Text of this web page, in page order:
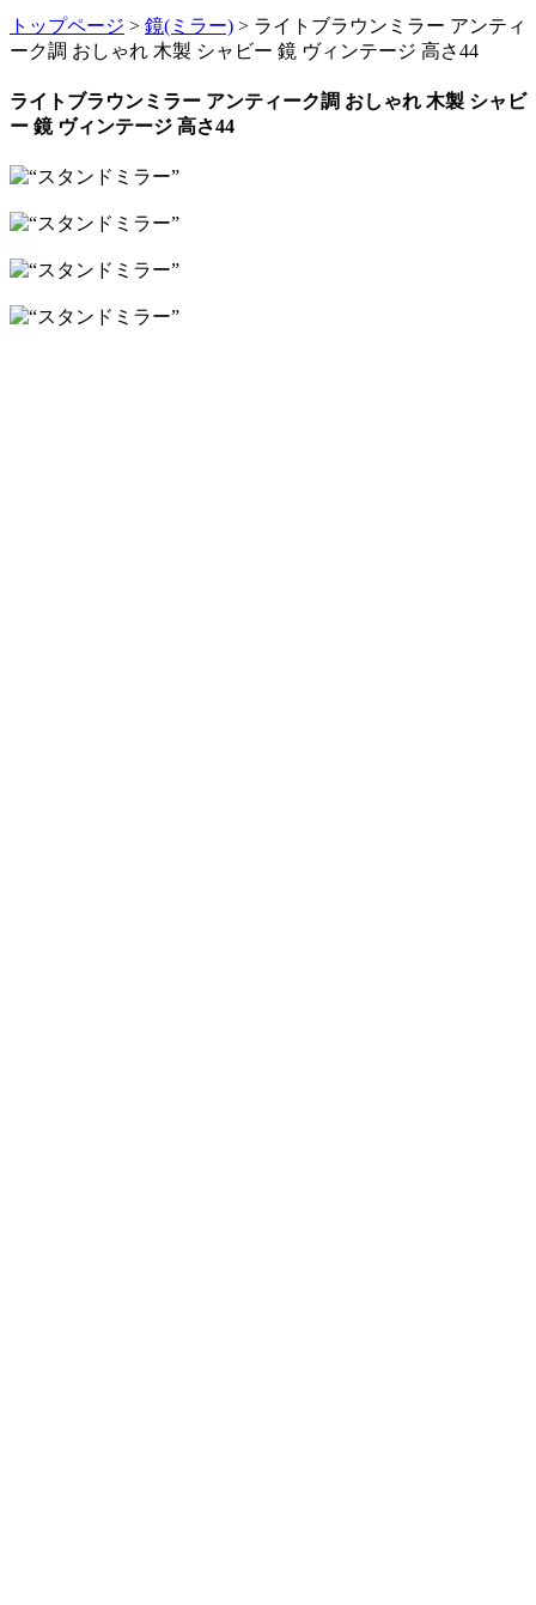
トップページ > 鏡(ミラー) > ライトブラウンミラー アンティ
ーク調 おしゃれ 木製 シャビー 鏡 ヴィンテージ 高さ44
ライトブラウンミラー アンティーク調 おしゃれ 木製 シャビ
ー 鏡 ヴィンテージ 高さ44